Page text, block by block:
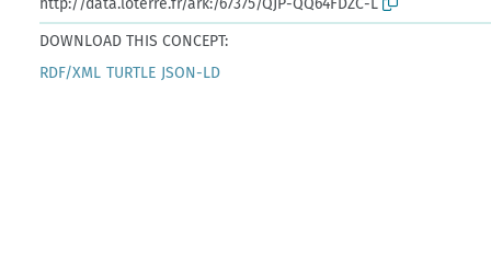
DOWNLOAD THIS CONCEPT:
RDF/XML TURTLE JSON-LD